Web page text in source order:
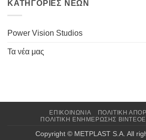
ΚΑΤΗΓΟΡΊΕΣ ΝΈΩΝ
Power Vision Studios
Τα νέα μας
ΕΠΙΚΟΙΝΩΝΙΑ
ΠΟΛΙΤΙΚΉ
ΠΟΛΙΤΙΚΉ ΕΝΗΜΈΡΩΣΗΣ
Copyright © METPLAST S.A. All